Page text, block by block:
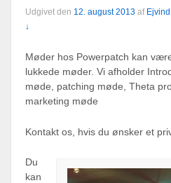
Udgivet den 12. august 2013 af
↓
Møder hos Powerpatch kan
lukkede møder. Vi afholder
møde, patching møde, Theta
marketing møde
Kontakt os, hvis du ønsker et
Du
kan